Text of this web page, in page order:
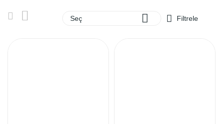
Seç  Filtrele